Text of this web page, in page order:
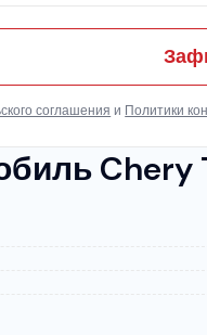
Chery
соглашения и Политики